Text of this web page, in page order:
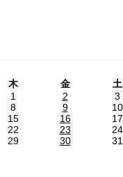
木 金
土
1
2
3
8 9
10
15 16
17
22 23
24
29 30 31